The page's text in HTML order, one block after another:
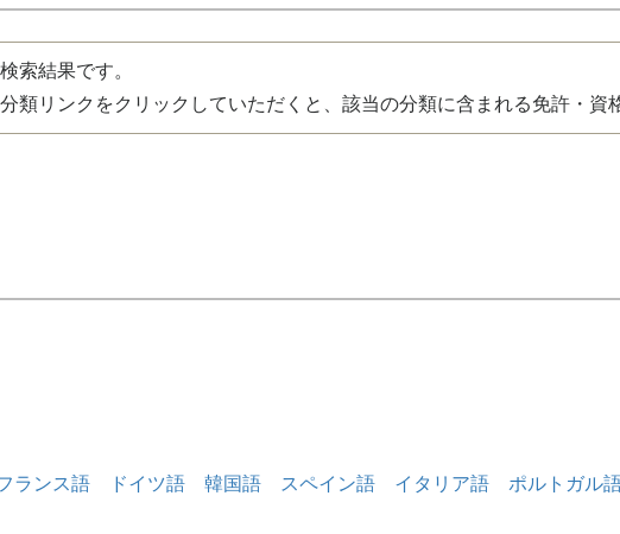
索結果です。
類リンクをクリックしていただくと、該当の分類に含まれる免許・資
ランス語 ドイツ語 韓国語 スペイン語 イタリア語 ポルトガル